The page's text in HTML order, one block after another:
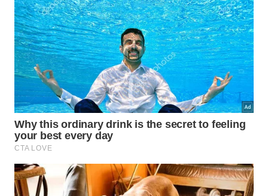
Kit Essencial dos
Quirópteros
Funções Vitais na Natureza
Os principais benefícios ambientais trazidos
por esses animais são os seguintes:
1
Dispersão eficiente de sementes
silvestres;